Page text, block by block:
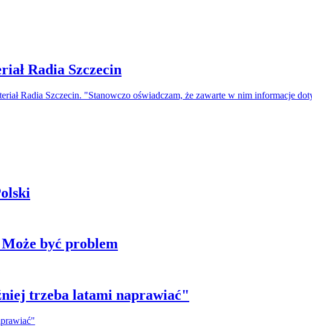
Radia Szczecin
Radia Szczecin. "Stanowczo oświadczam, że zawarte w nim informacje
być problem
trzeba latami naprawiać"